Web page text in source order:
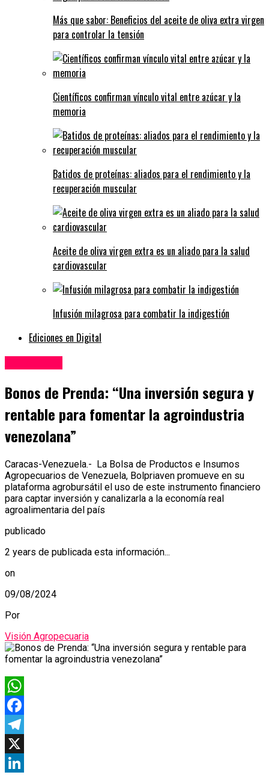
Más que sabor: Beneficios del aceite de oliva extra virgen
para controlar la tensión
Científicos confirman vínculo vital entre azúcar y la
memoria
Batidos de proteínas: aliados para el rendimiento y la
recuperación muscular
Aceite de oliva virgen extra es un aliado para la salud
cardiovascular
Infusión milagrosa para combatir la indigestión
Ediciones en Digital
Bonos de Prenda: “Una inversión segura y
rentable para fomentar la agroindustria
venezolana”
Caracas-Venezuela.- La Bolsa de Productos e Insumos
Agropecuarios de Venezuela, Bolpriaven promueve en su
plataforma agrobursátil el uso de este instrumento financiero
para captar inversión y canalizarla a la economía real
agroalimentaria del país
publicado
2 years de publicada esta información...
on
09/08/2024
Por
Visión Agropecuaria
WhatsApp
Facebook
Telegram
X